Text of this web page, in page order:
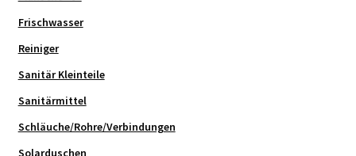
Frischwasser
Reiniger
Sanitär Kleinteile
Sanitärmittel
Schläuche/Rohre/Verbindungen
Solarduschen